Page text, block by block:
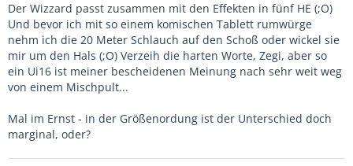
Der Wizzard passt zusammen mit den Effekten in fünf HE (;O)
Und bevor ich mit so einem komischen Tablett rumwürge
nehm ich die 20 Meter Schlauch auf den Schoß oder wickel sie
mir um den Hals (;O) Verzeih die harten Worte, Zegi, aber so
ein Ui16 ist meiner bescheidenen Meinung nach sehr weit weg
von einem Mischpult...
Mal im Ernst - in der Größenordung ist der Unterschied doch
marginal, oder?